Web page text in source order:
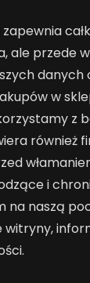
ale przede
danych
w
z
również
i
na naszą
witryny,